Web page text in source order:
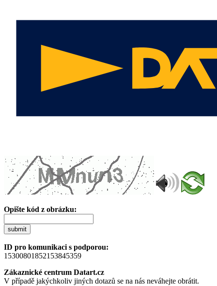
Opište kód z obrázku:
submit
ID pro komunikaci s podporou:
15300801852153845359
Zákaznické centrum Datart.cz
V případě jakýchkoliv jiných dotazů se na nás neváhejte obrátit.